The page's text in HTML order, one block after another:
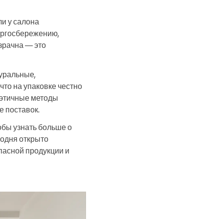
у салона
— это
на упаковке честно
методы
поставок.
узнать больше о
открыто
продукции и